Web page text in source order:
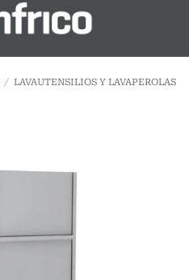
/ LAVAUTENSILIOS Y LAVAPEROLAS